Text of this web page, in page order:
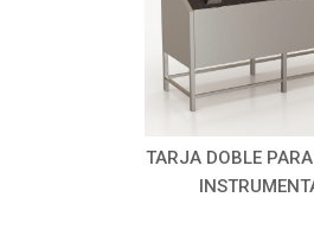
TARJA DOBLE